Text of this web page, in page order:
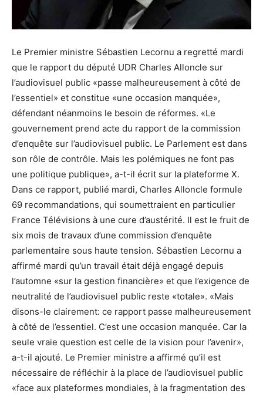
Le Premier ministre Sébastien Lecornu a regretté mardi
que le rapport du député UDR Charles Alloncle sur
l’audiovisuel public «passe malheureusement à côté de
l’essentiel» et constitue «une occasion manquée»,
défendant néanmoins le besoin de réformes. «Le
gouvernement prend acte du rapport de la commission
d’enquête sur l’audiovisuel public. Le Parlement est dans
son rôle de contrôle. Mais les polémiques ne font pas
une politique publique», a-t-il écrit sur la plateforme X.
Dans ce rapport, publié mardi, Charles Alloncle formule
69 recommandations, qui soumettraient en particulier
France Télévisions à une cure d’austérité. Il est le fruit de
six mois de travaux d’une commission d’enquête
parlementaire sous haute tension. Sébastien Lecornu a
affirmé mardi qu’un travail était déjà engagé depuis
l’automne «sur la gestion financière» et que l’exigence de
neutralité de l’audiovisuel public reste «totale». «Mais
disons-le clairement: ce rapport passe malheureusement
à côté de l’essentiel. C’est une occasion manquée. Car la
seule vraie question est celle de la vision pour l’avenir»,
a-t-il ajouté. Le Premier ministre a affirmé qu’il est
nécessaire de réfléchir à la place de l’audiovisuel public
«face aux plateformes mondiales, à la fragmentation des